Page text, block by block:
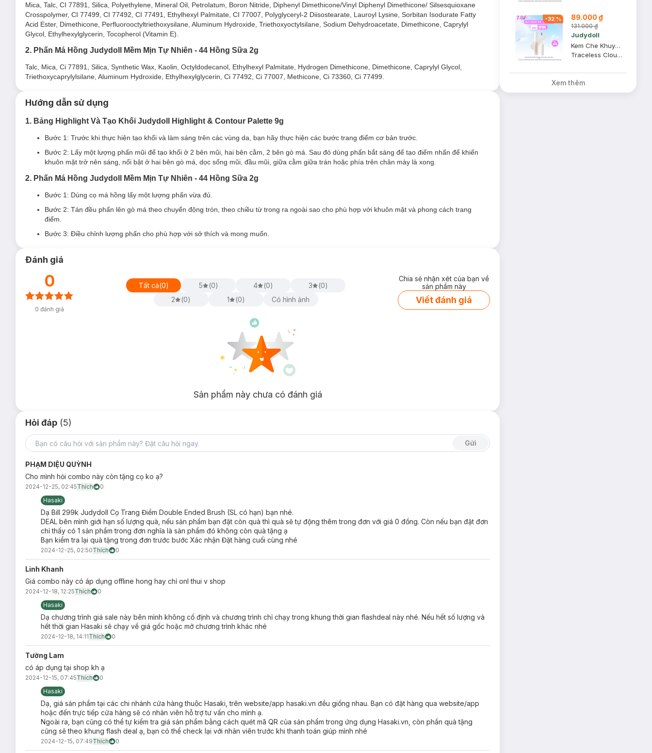
Mica, Talc, CI 77891, Silica, Polyethylene, Mineral Oil, Petrolatum, Boron Nitride, Diphenyl Dimethicone/Vinyl Diphenyl Dimethicone/ Silsesquioxane
Crosspolymer, CI 77499, CI 77492, CI 77491, Ethylhexyl Palmitate, CI 77007, Polyglyceryl-2 Diisostearate, Lauroyl Lysine, Sorbitan Isodurate Fatty
Acid Ester, Dimethicone, Perfluorooctyltriethoxysilane, Aluminum Hydroxide, Triethoxyoctylsilane, Sodium Dehydroacetate, Dimethicone, Caprylyl
Glycol, Ethylhexylglycerin, Tocopherol (Vitamin E).
2. Phấn Má Hồng Judydoll Mềm Mịn Tự Nhiên - 44 Hồng Sữa 2g
Talc, Mica, Ci 77891, Silica, Synthetic Wax, Kaolin, Octyldodecanol, Ethylhexyl Palmitate, Hydrogen Dimethicone, Dimethicone, Caprylyl Glycol,
Triethoxycaprylylsilane, Aluminum Hydroxide, Ethylhexylglycerin, Ci 77492, Ci 77007, Methicone, Ci 73360, Ci 77499.
Hướng dẫn sử dụng
1. Bảng Highlight Và Tạo Khối Judydoll Highlight & Contour Palette 9g
Bước 1: Trước khi thực hiện tạo khối và làm sáng trên các vùng da, bạn hãy thực hiện các bước trang điểm cơ bản trước.
Bước 2: Lấy một lượng phấn mũi để tạo khối ở 2 bên mũi, hai bên cằm, 2 bên gò má. Sau đó dùng phấn bắt sáng để tạo điểm nhấn để khiến
khuôn mặt trở nên sáng, nổi bật ở hai bên gò má, dọc sống mũi, đầu mũi, giữa cằm giữa trán hoặc phía trên chân mày là xong.
2. Phấn Má Hồng Judydoll Mềm Mịn Tự Nhiên - 44 Hồng Sữa 2g
Bước 1: Dùng cọ má hồng lấy một lượng phấn vừa đủ.
Bước 2: Tán đều phấn lên gò má theo chuyển động tròn, theo chiều từ trong ra ngoài sao cho phù hợp với khuôn mặt và phong cách trang
điểm.
Bước 3: Điều chỉnh lượng phấn cho phù hợp với sở thích và mong muốn.
Đánh giá
0
0 đánh giá
Tất cả(0) 5 (0) 4 (0) 3 (0)
2
(0) 1 (0) Có hình ảnh
Chia sẻ nhận xét của bạn về
sản phẩm này
Viết đánh giá
Sản phẩm này chưa có đánh giá
Hỏi đáp (5)
Gửi
PHẠM DIỆU QUỲNH
Cho mình hỏi combo này còn tặng cọ ko ạ?
2024-12-25, 02:45Thích
0
Hasaki
Dạ Bill 299k Judydoll Cọ Trang Điểm Double Ended Brush (SL có hạn) bạn nhé.
DEAL bên mình giới hạn số lượng quà, nếu sản phẩm bạn đặt còn quà thì quà sẽ tự động thêm trong đơn với giá 0 đồng. Còn nếu bạn đặt đơn
chỉ thấy có 1 sản phẩm trong đơn nghĩa là sản phẩm đó không còn quà tặng ạ
Bạn kiểm tra lại quà tặng trong đơn trước bước Xác nhận Đặt hàng cuối cùng nhé
2024-12-25, 02:50Thích 0
Linh Khanh
Giá combo này có áp dụng offline hong hay chỉ onl thui v shop
2024-12-18, 12:25Thích
0
Hasaki
Dạ chương trình giá sale này bên mình không cố định và chương trình chỉ chạy trong khung thời gian flashdeal này nhé. Nếu hết số lượng và
hết thời gian Hasaki sẽ chạy về giá gốc hoặc mở chương trình khác nhé
2024-12-18, 14:11Thích 0
Tường Lam
có áp dụng tại shop kh ạ
2024-12-15, 07:45Thích
0
Hasaki
Dạ, giá sản phẩm tại các chi nhánh cửa hàng thuộc Hasaki, trên website/app hasaki.vn đều giống nhau. Bạn có đặt hàng qua website/app
hoặc đến trực tiếp cửa hàng sẽ có nhân viên hỗ trợ tư vấn cho mình ạ.
Ngoài ra, bạn cũng có thể tự kiểm tra giá sản phẩm bằng cách quét mã QR của sản phẩm trong ứng dụng Hasaki.vn, còn phần quà tặng
cũng sẽ theo khung flash deal ạ, bạn có thể check lại với nhân viên trước khi thanh toán giúp mình nhé
2024-12-15, 07:49Thích 0
-32% 89.000 ₫
131.000 ₫
Judydoll
Kem Che Khuyết Điểm Judydoll Dạng Lỏng - 00 Da Sáng 3.2g
Traceless Cloud-Touch Concealer - 00 Fair
Xem thêm